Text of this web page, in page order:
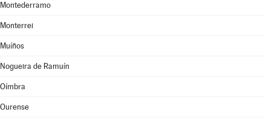
Montederramo
Monterrei
Muíños
Nogueira de Ramuín
Oímbra
Ourense